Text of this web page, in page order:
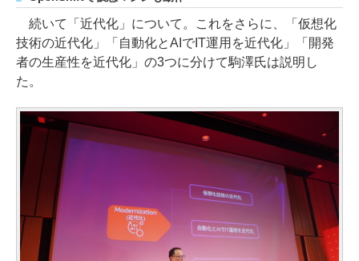
続いて「近代化」について。これをさらに、「仮想化
技術の近代化」「自動化とAIでIT運用を近代化」「開発
者の生産性を近代化」の3つに分けて駒澤氏は説明し
た。